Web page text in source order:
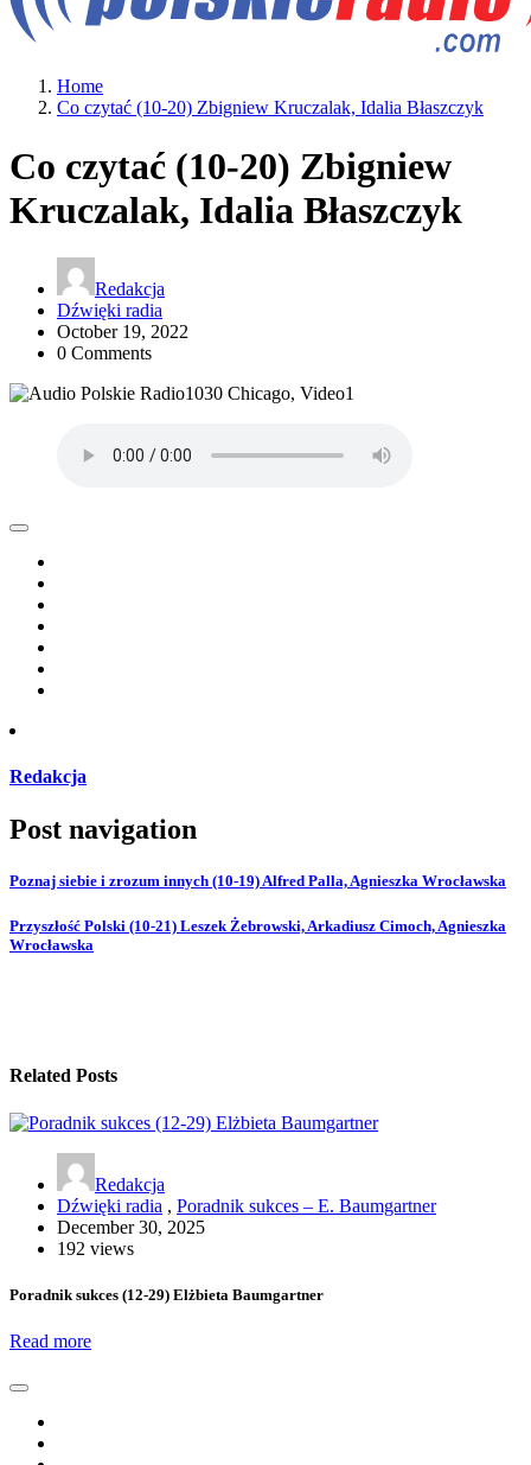
Home
Co czytać (10-20) Zbigniew Kruczalak, Idalia Błaszczyk
Co czytać (10-20) Zbigniew
Kruczalak, Idalia Błaszczyk
Redakcja
Dźwięki radia
October 19, 2022
0 Comments
Redakcja
Post navigation
Poznaj siebie i zrozum innych (10-19) Alfred Palla, Agnieszka Wrocławska
Przyszłość Polski (10-21) Leszek Żebrowski, Arkadiusz Cimoch, Agnieszka
Wrocławska
Related Posts
Redakcja
Dźwięki radia , Poradnik sukces – E. Baumgartner
December 30, 2025
192 views
Poradnik sukces (12-29) Elżbieta Baumgartner
Read more